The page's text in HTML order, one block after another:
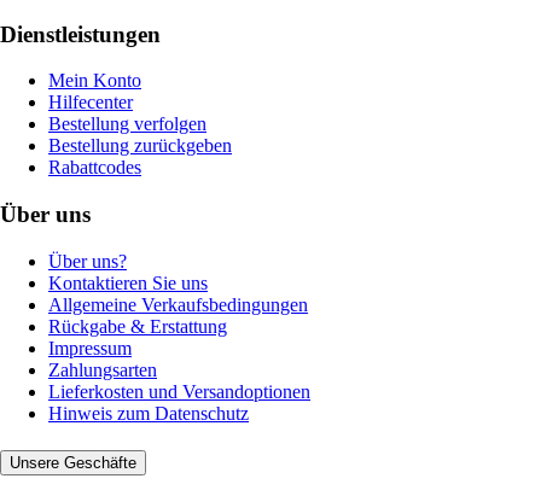
Dienstleistungen
Mein Konto
Hilfecenter
Bestellung verfolgen
Bestellung zurückgeben
Rabattcodes
Über uns
Über uns?
Kontaktieren Sie uns
Allgemeine Verkaufsbedingungen
Rückgabe & Erstattung
Impressum
Zahlungsarten
Lieferkosten und Versandoptionen
Hinweis zum Datenschutz
Unsere Geschäfte